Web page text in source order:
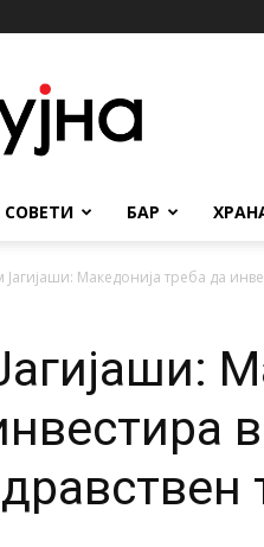
СОВЕТИ БАР
Македонија треба да